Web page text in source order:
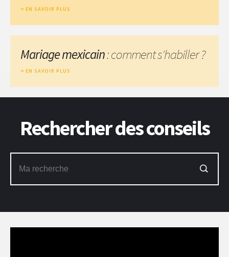
EN SAVOIR PLUS
Mariage mexicain: comment s'habiller ?
EN SAVOIR PLUS
Rechercher des conseils